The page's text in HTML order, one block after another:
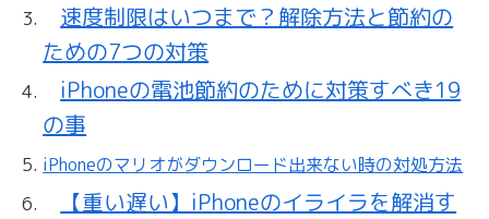
速度制限はいつまで？解除方法と節約の
ための7つの対策
iPhoneの電池節約のために対策すべき19
の事
iPhoneのマリオがダウンロード出来ない時の対処方法
【重い遅い】iPhoneのイライラを解消す